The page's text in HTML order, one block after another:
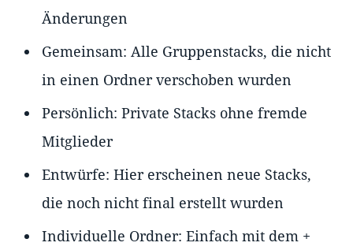
Änderungen
Gemeinsam: Alle Gruppenstacks, die nicht
in einen Ordner verschoben wurden
Persönlich: Private Stacks ohne fremde
Mitglieder
Entwürfe: Hier erscheinen neue Stacks,
die noch nicht final erstellt wurden
Individuelle Ordner: Einfach mit dem +